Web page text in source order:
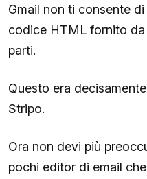
Gmail non ti consente
codice HTML fornito
parti.
Questo era
Stripo.
Ora non devi più
pochi editor di email